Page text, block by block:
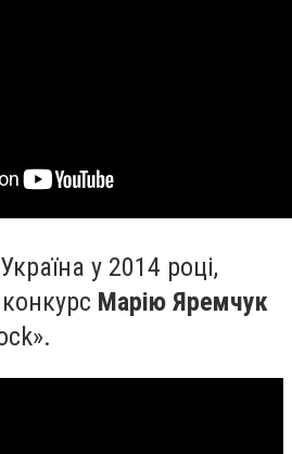
у 2014 році,
Марію Яремчук